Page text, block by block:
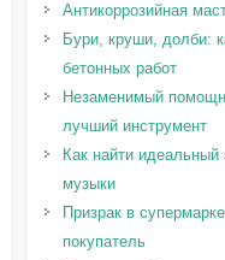
Антикоррозийная
Бури, круши, долби:
бетонных работ
Незаменимый
лучший инструмент
Как найти
музыки
Призрак в
покупатель